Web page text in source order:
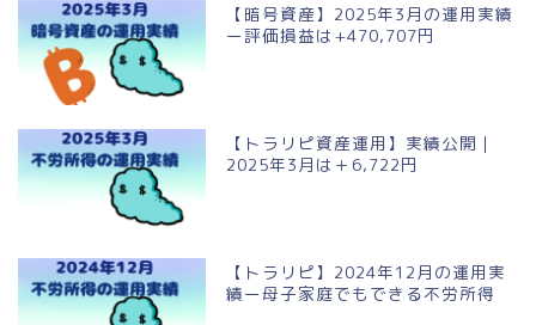
【暗号資産】2025年3月の運用実績
ー評価損益は+470,707円
【トラリピ資産運用】実績公開｜
2025年3月は＋6,722円
【トラリピ】2024年12月の運用実
績ー母子家庭でもできる不労所得